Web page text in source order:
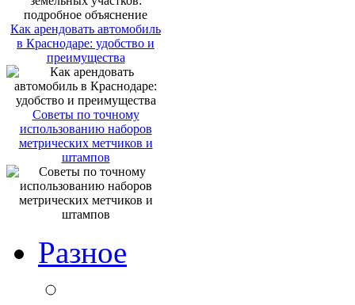
Как арендовать автомобиль
в Краснодаре: удобство и
преимущества
Советы по точному
использованию наборов
метрических метчиков и
штампов
Разное